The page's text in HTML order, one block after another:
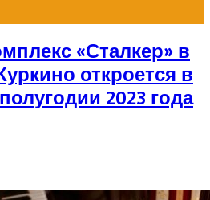
«Сталкер» в
откроется в
2023 года